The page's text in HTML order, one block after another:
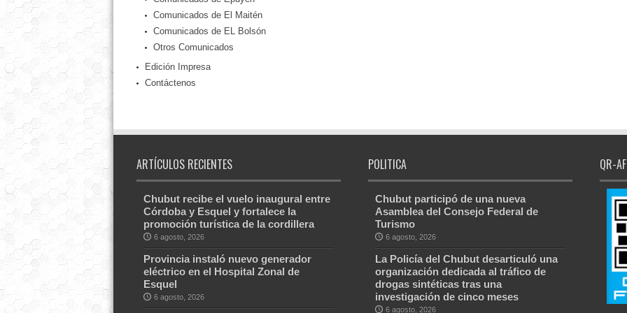
Comunicados de El Maitén
Comunicados de EL Bolsón
Otros Comunicados
Edición Impresa
Contáctenos
ARTÍCULOS RECIENTES
Chubut recibe el vuelo inaugural entre
Córdoba y Esquel y fortalece la
promoción turística de la cordillera
6 agosto, 2026
Provincia instaló nuevo generador
eléctrico en el Hospital Zonal de
Esquel
6 agosto, 2026
POLITICA
Chubut participó de una nueva
Asamblea del Consejo Federal de
Turismo
6 agosto, 2026
La Policía del Chubut desarticuló una
organización dedicada al tráfico de
drogas sintéticas tras una
investigación de cinco meses
6 agosto, 2026
QR-